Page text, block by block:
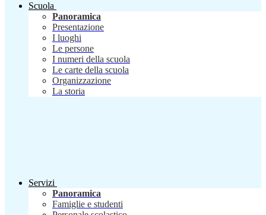
Scuola
Panoramica
Presentazione
I luoghi
Le persone
I numeri della scuola
Le carte della scuola
Organizzazione
La storia
Servizi
Panoramica
Famiglie e studenti